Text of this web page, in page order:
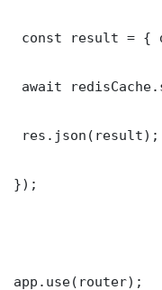
const result = {
await
res.json(result);
});
app.use(router);